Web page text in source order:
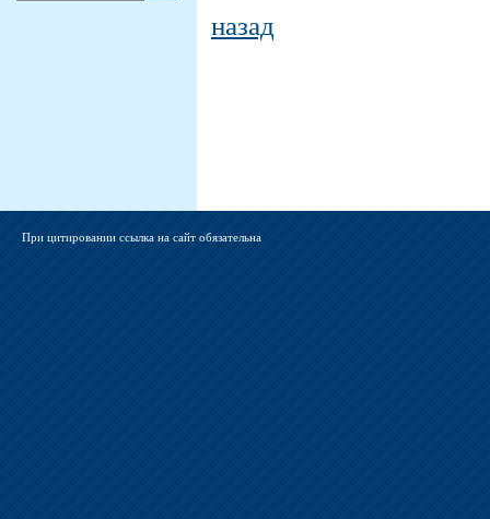
назад
При цитировании ссылка на сайт обязательна